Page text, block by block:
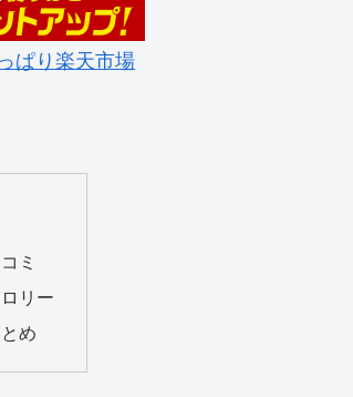
ぱり楽天市場
ミ
リー
め